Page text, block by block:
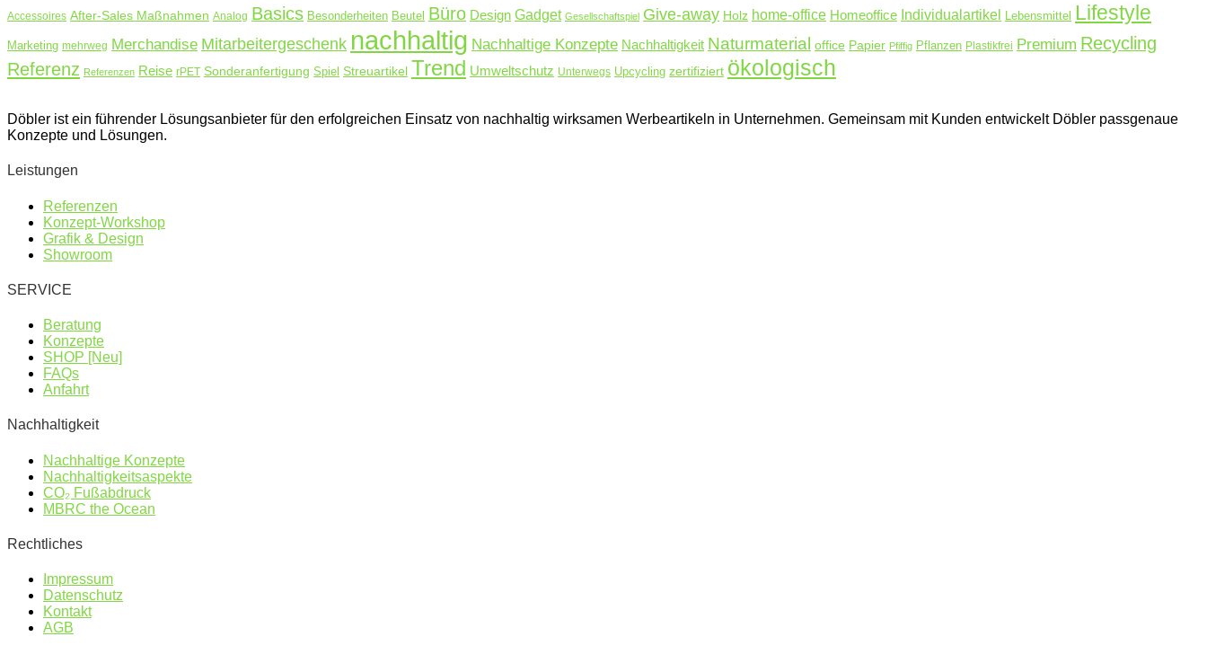
Accessoires After-Sales Maßnahmen Analog Basics Besonderheiten Beutel Büro Design Gadget Gesellschaftspiel Give-away Holz home-office Homeoffice Individualartikel Lebensmittel Lifestyle
Marketing mehrweg Merchandise Mitarbeitergeschenk nachhaltig Nachhaltige Konzepte Nachhaltigkeit Naturmaterial office Papier Pfiffig Pflanzen Plastikfrei Premium Recycling
Referenz Referenzen Reise rPET Sonderanfertigung Spiel Streuartikel Trend Umweltschutz Unterwegs Upcycling zertifiziert ökologisch
Döbler ist ein führender Lösungsanbieter für den erfolgreichen Einsatz von nachhaltig wirksamen Werbeartikeln in Unternehmen. Gemeinsam mit Kunden entwickelt Döbler passgenaue
Konzepte und Lösungen.
Leistungen
Referenzen
Konzept-Workshop
Grafik & Design
Showroom
SERVICE
Beratung
Konzepte
SHOP [Neu]
FAQs
Anfahrt
Nachhaltigkeit
Nachhaltige Konzepte
Nachhaltigkeitsaspekte
CO₂ Fußabdruck
MBRC the Ocean
Rechtliches
Impressum
Datenschutz
Kontakt
AGB